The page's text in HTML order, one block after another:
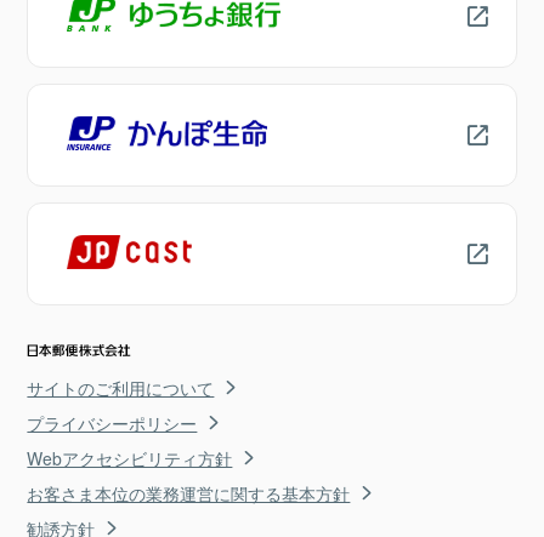
サイトのご利用について
プライバシーポリシー
Webアクセシビリティ方針
お客さま本位の業務運営に関する基本方針
勧誘方針